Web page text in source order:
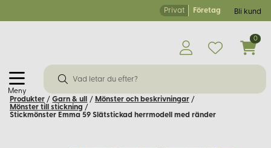
Privat Företag Bli kund
Meny
0
Produkter / Garn & ull / Mönster och beskrivningar /
Mönster till stickning /
Stickmönster Emma 59 Slätstickad herrmodell med ränder